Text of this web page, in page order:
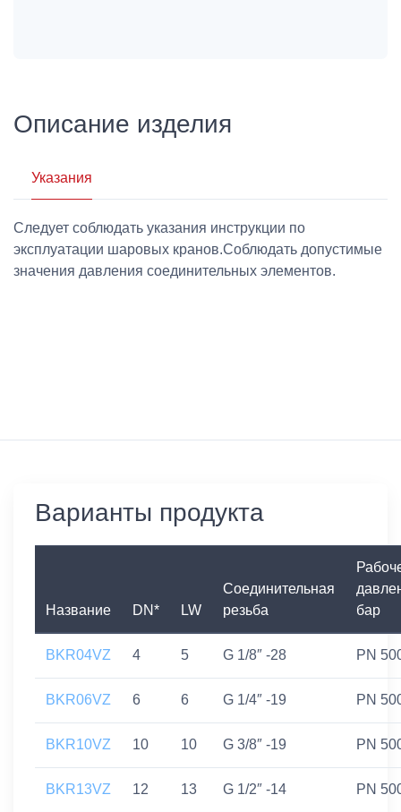
Описание изделия
Указания
Следует соблюдать указания инструкции по
эксплуатации шаровых кранов.Соблюдать допустимые
значения давления соединительных элементов.
Варианты продукта
Название DN* LW
Соединительная
резьба
бар
BKR04VZ 4 5 G 1/8″ -28 PN
BKR06VZ 6 6 G 1/4″ -19 PN
BKR10VZ 10 10 G 3/8″ -19 PN
BKR13VZ 12 13 G 1/2″ -14 PN